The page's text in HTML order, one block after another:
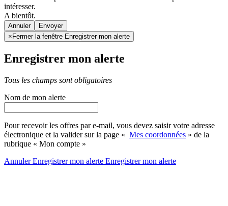
intéresser.
A bientôt.
Annuler
× Fermer la fenêtre Enregistrer mon alerte
Enregistrer mon alerte
Tous les champs sont obligatoires
Nom de mon alerte
Pour recevoir les offres par e-mail, vous devez saisir votre adresse
électronique et la valider sur la page « Mes coordonnées » de la
rubrique « Mon compte »
AnnulerEnregistrer mon alerte Enregistrermon alerte